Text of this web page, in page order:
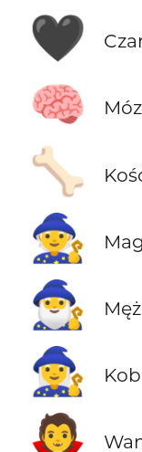
🖤
🧠
🦴
🧙 Mag
🧙‍♂️
🧙‍♀️
🧛